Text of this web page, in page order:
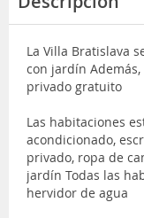
La Villa Bratislava
con jardín
privado gratuito
Las habitaciones
acondicionado,
privado, ropa de
jardín Todas las
hervidor de agua